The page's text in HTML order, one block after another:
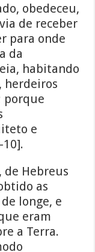
obedeceu,
de receber
para onde
da
habitando
herdeiros
porque
e
de Hebreus
as
longe, e
eram
a Terra.